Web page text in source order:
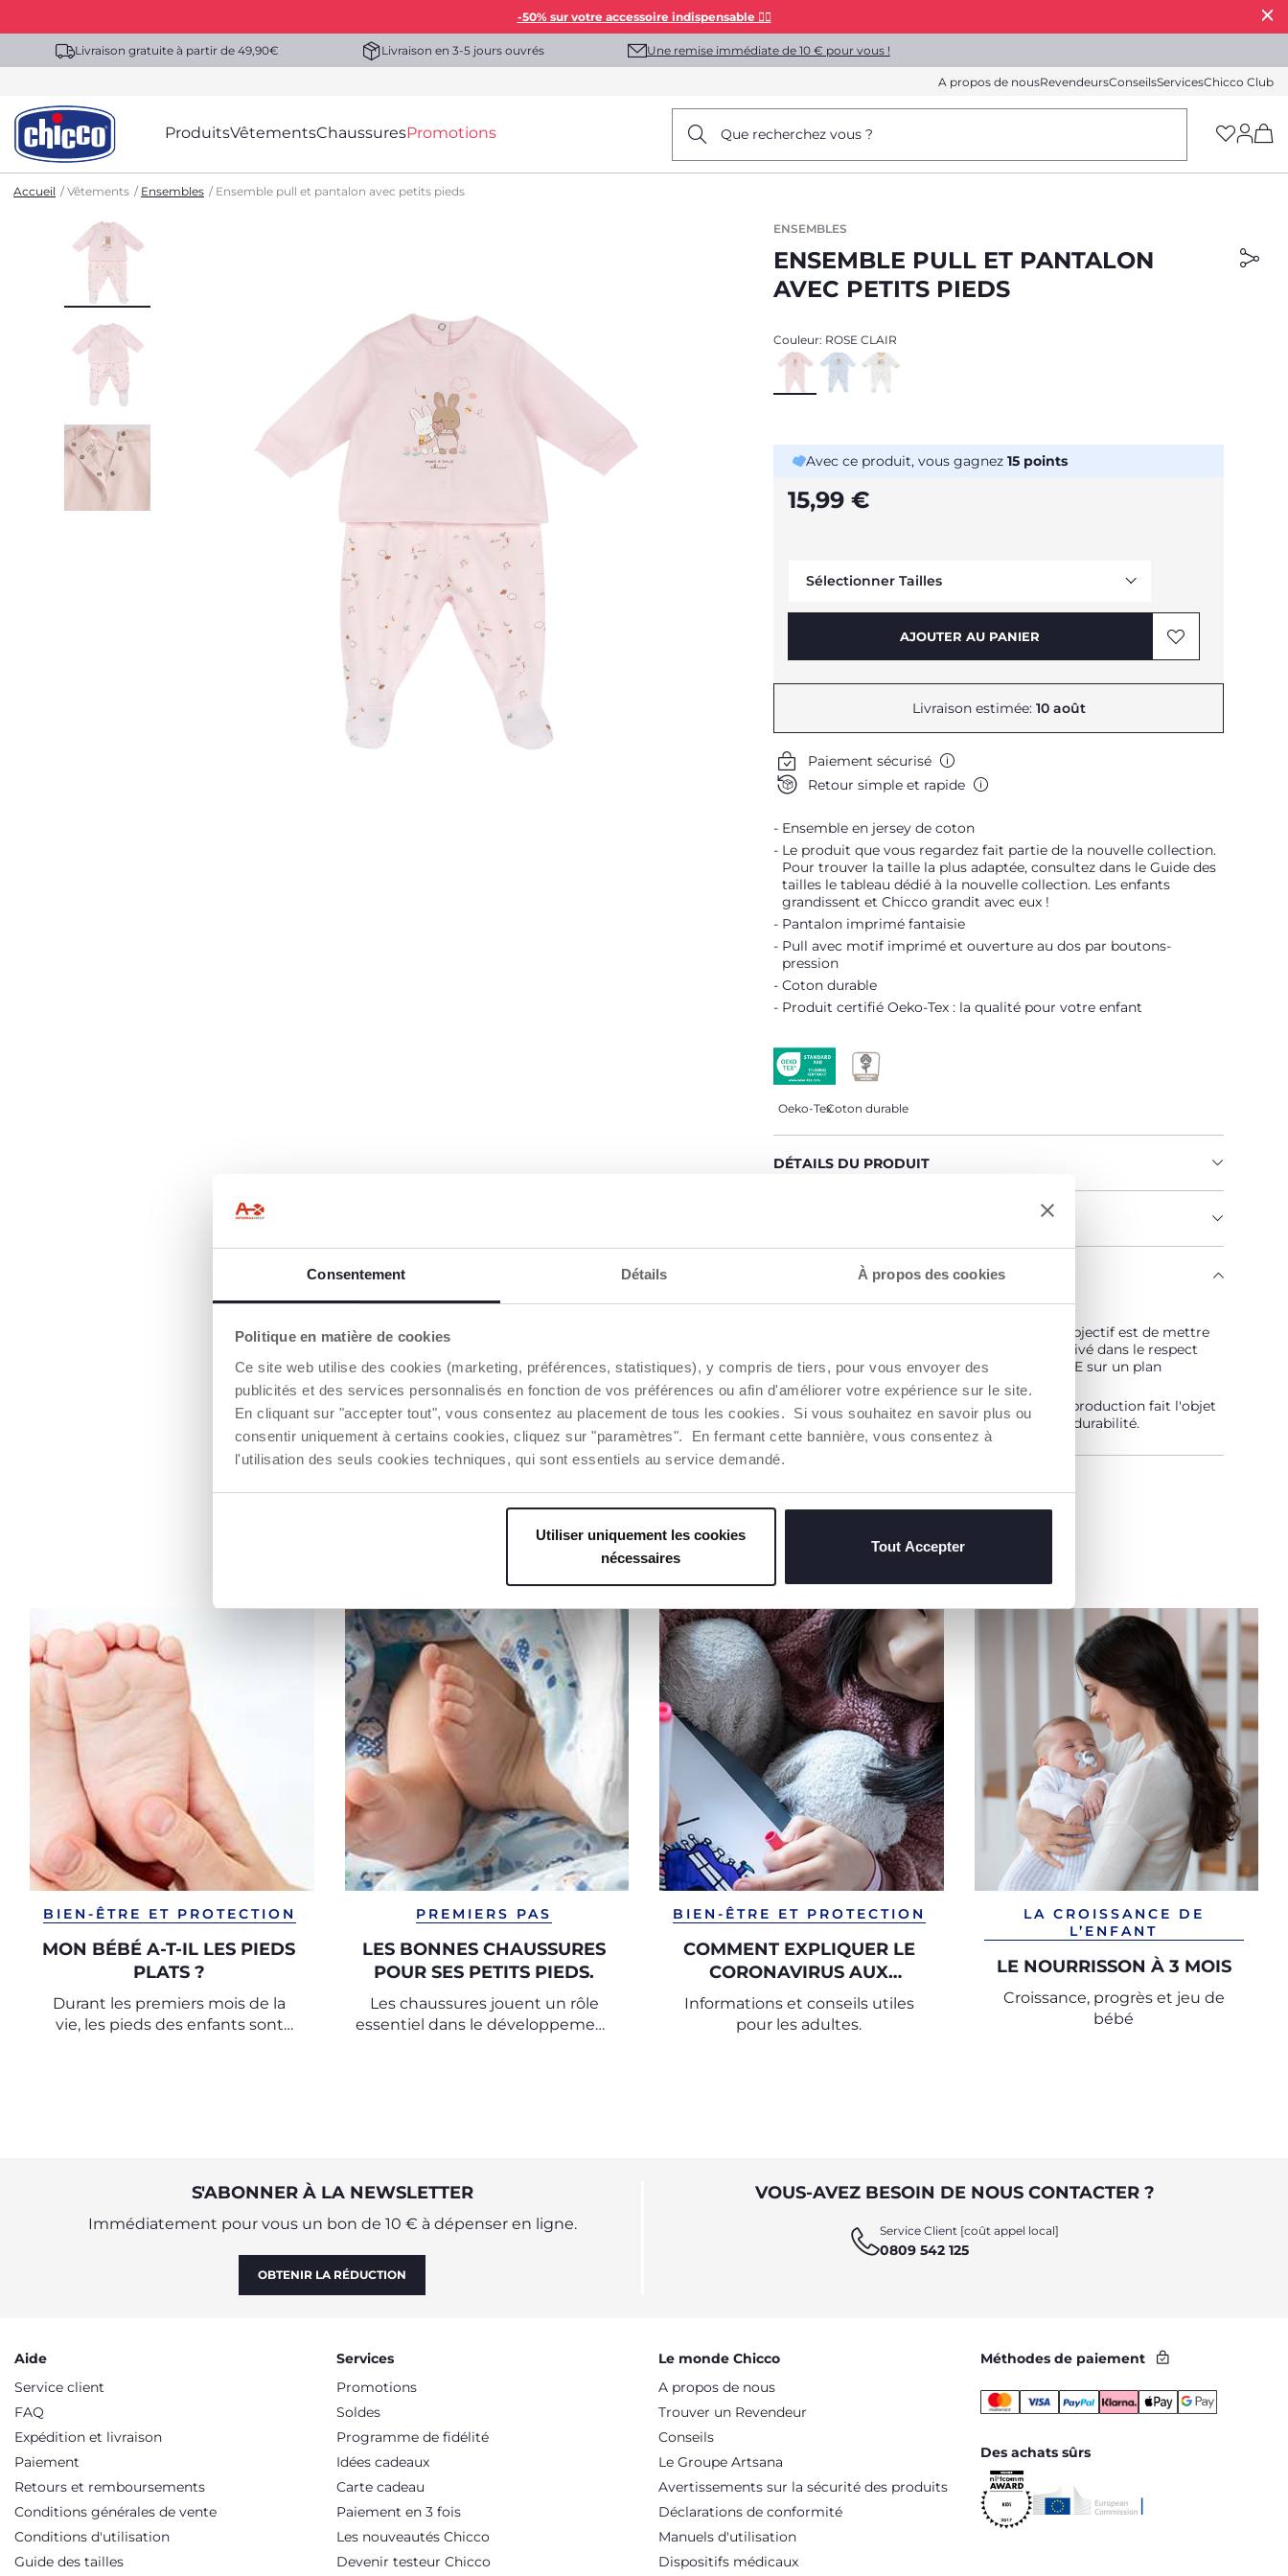
Consentement Détails À propos des cookies
Politique en matière de cookies
Ce site web utilise des cookies (marketing, préférences, statistiques), y compris de tiers, pour vous envoyer des
publicités et des services personnalisés en fonction de vos préférences ou afin d'améliorer votre expérience sur le site.
En cliquant sur "accepter tout", vous consentez au placement de tous les cookies. Si vous souhaitez en savoir plus ou
consentir uniquement à certains cookies, cliquez sur "paramètres". En fermant cette bannière, vous consentez à
l'utilisation des seuls cookies techniques, qui sont essentiels au service demandé.
Utiliser uniquement les cookies
nécessaires
Tout Accepter
-50% sur votre accessoire indispensable 👯‍♀️
Livraison gratuite à partir de 49,90€ Livraison en 3-5 jours ouvrés Une remise immédiate de 10 € pour vous !
A propos de nousRevendeursConseilsServicesChicco Club
ProduitsVêtementsChaussuresPromotions Que recherchez vous ?
Accueil Vêtements Ensembles Ensemble pull et pantalon avec petits pieds
ENSEMBLES
ENSEMBLE PULL ET PANTALON
AVEC PETITS PIEDS
Couleur: ROSE CLAIR
Avec ce produit, vous gagnez 15 points
15,99 €
Sélectionner Tailles
Me prévenir
Me prévenir
Me prévenir
AJOUTER AU PANIER
Livraison estimée: 10 août
Paiement sécurisé
Retour simple et rapide
Ensemble en jersey de coton
Le produit que vous regardez fait partie de la nouvelle collection.
Pour trouver la taille la plus adaptée, consultez dans le Guide des
tailles le tableau dédié à la nouvelle collection. Les enfants
grandissent et Chicco grandit avec eux !
Pantalon imprimé fantaisie
Pull avec motif imprimé et ouverture au dos par boutons-
pression
Coton durable
Produit certifié Oeko-Tex : la qualité pour votre enfant
Oeko-TexCoton durable
DÉTAILS DU PRODUIT
CHICCO S'ENGAGE
Notre coton est… Durable !
Coton cultivé selon un programme dont l'objectif est de mettre
sur le marché des fils certifiés de coton cultivé dans le respect
des principes qui en font un coton DURABLE sur un plan
environnemental, économique et social.
Toute la chaîne d'approvisionnement et de production fait l'objet
d'une traçabilité et des mêmes mesures de durabilité.
NOS RECOMMANDATIONS
BIEN-ÊTRE ET PROTECTION
MON BÉBÉ A-T-IL LES PIEDS
PLATS ?
Durant les premiers mois de la
vie, les pieds des enfants sont
PREMIERS PAS
LES BONNES CHAUSSURES
POUR SES PETITS PIEDS.
Les chaussures jouent un rôle
essentiel dans le développement
BIEN-ÊTRE ET PROTECTION
COMMENT EXPLIQUER LE
CORONAVIRUS AUX
ENFANTS ?
Informations et conseils utiles
pour les adultes.
LA CROISSANCE DE
L’ENFANT
LE NOURRISSON À 3 MOIS
Croissance, progrès et jeu de
bébé
S'ABONNER À LA NEWSLETTER
Immédiatement pour vous un bon de 10 € à dépenser en ligne.
OBTENIR LA RÉDUCTION
VOUS-AVEZ BESOIN DE NOUS CONTACTER ?
Service Client [coût appel local]
0809 542 125
Aide
Service client
FAQ
Expédition et livraison
Paiement
Retours et remboursements
Conditions générales de vente
Conditions d'utilisation
Guide des tailles
Services
Promotions
Soldes
Programme de fidélité
Idées cadeaux
Carte cadeau
Paiement en 3 fois
Les nouveautés Chicco
Devenir testeur Chicco
Le monde Chicco
A propos de nous
Trouver un Revendeur
Conseils
Le Groupe Artsana
Avertissements sur la sécurité des produits
Déclarations de conformité
Manuels d'utilisation
Dispositifs médicaux
Méthodes de paiement
Des achats sûrs